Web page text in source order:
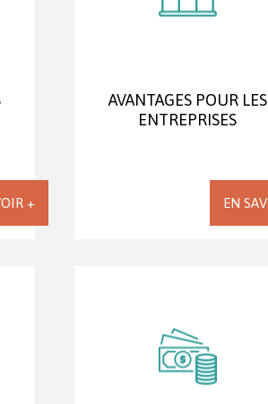
+
AVANTAGES POUR LES
ENTREPRISES
EN